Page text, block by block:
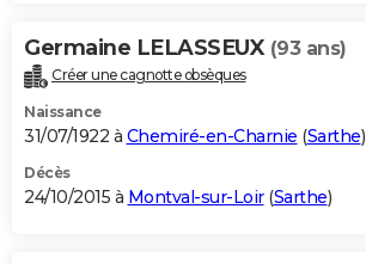
Germaine LELASSEUX (93 ans)
Créer une cagnotte obsèques
Naissance
31/07/1922 à Chemiré-en-Charnie (Sarthe)
Décès
24/10/2015 à Montval-sur-Loir(Sarthe)